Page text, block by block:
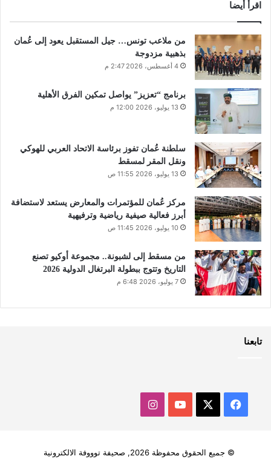
اقرأ أيضا
من ملاعب تونس… جيل المستقبل يعود إلى عُمان
بذهبية مزدوجة
4 أغسطس، 2026 2:47 م
برنامج “تعزيز” يواصل تمكين الفرق الأهلية
13 يوليو، 2026 12:00 م
سلطنة عُمان تفوز برئاسة الاتحاد العربي للهوكي
ونقل المقر لمسقط
13 يوليو، 2026 11:55 ص
مركز عُمان للمؤتمرات والمعارض يستعد لاستضافة
أبرز فعالية صيفية رياضية وترفيهية
10 يوليو، 2026 11:45 ص
من مسقط إلى لشبونة.. مجموعة أوكيو تصنع
التاريخ وتتوج ببطولة البرتغال الدولية 2026
7 يوليو، 2026 6:48 م
تابعنا
فيسبوك ‫YouTubeانستقرام
© جميع الحقوق محفوظة 2026, صحيفة توووفة الالكترونية